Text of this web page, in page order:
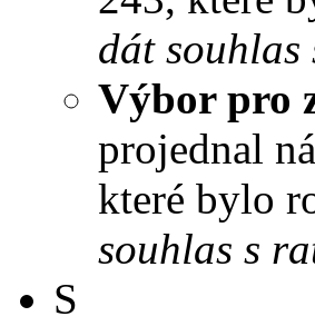
dát
Výbor pro
projednal
které bylo
souhlas s
S